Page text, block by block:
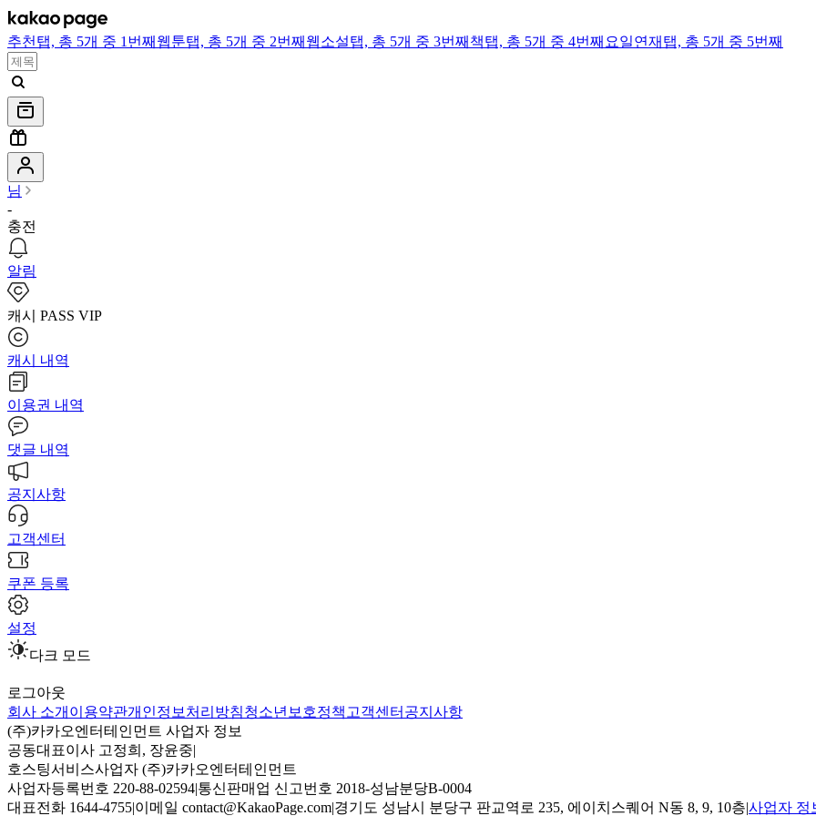
추천 탭, 총 5개 중 1번째 웹툰탭, 총 5개 중 2번째 웹소설탭, 총 5개 중 3번째 책탭, 총 5개 중 4번째 요일연재 탭, 총 5개 중 5번째
님
-
충전
알림
캐시 PASS VIP
캐시 내역
이용권 내역
댓글 내역
공지사항
고객센터
쿠폰 등록
설정
다크 모드
로그아웃
회사 소개 이용약관개인정보처리방침청소년보호정책 고객센터 공지사항
(주)카카오엔터테인먼트 사업자 정보
공동대표이사 고정희, 장윤중|
호스팅서비스사업자 (주)카카오엔터테인먼트
사업자등록번호 220-88-02594|통신판매업 신고번호 2018-성남분당B-0004
대표전화 1644-4755|이메일 contact@KakaoPage.com|경기도 성남시 분당구 판교역로 235, 에이치스퀘어 N동 8, 9, 10층|사업자 정